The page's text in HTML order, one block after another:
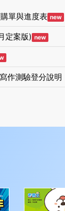
單與進度表 new
定案版) new
作測驗登分說明